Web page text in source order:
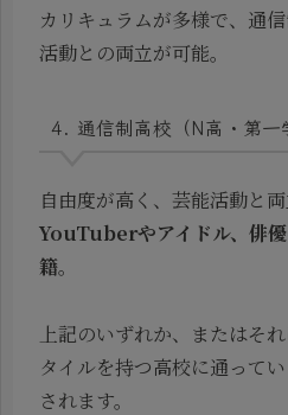
カリキュラムが多様で、通
活動との両立が可能。
4. 通信制高校（N高・第一
自由度が高く、芸能活動と両
YouTuberやアイドル、俳
籍。
上記のいずれか、またはそ
タイルを持つ高校に通って
されます。